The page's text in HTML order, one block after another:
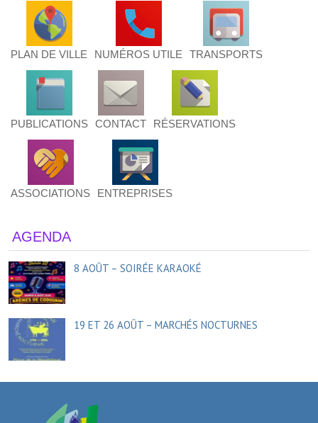
PLAN DE VILLE NUMÉROS UTILE TRANSPORTS
PUBLICATIONS CONTACT RÉSERVATIONS
ASSOCIATIONS ENTREPRISES
AGENDA
8 AOÛT – SOIRÉE KARAOKÉ
19 ET 26 AOÛT – MARCHÉS NOCTURNES